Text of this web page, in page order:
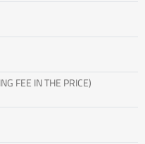
FEE IN THE PRICE)